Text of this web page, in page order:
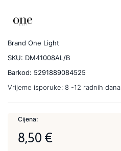
Brand One Light
SKU: DM41008AL/B
Barkod: 5291889084525
Vrijeme isporuke: 8 -12 radnih dana
Cijena:
8,50 €